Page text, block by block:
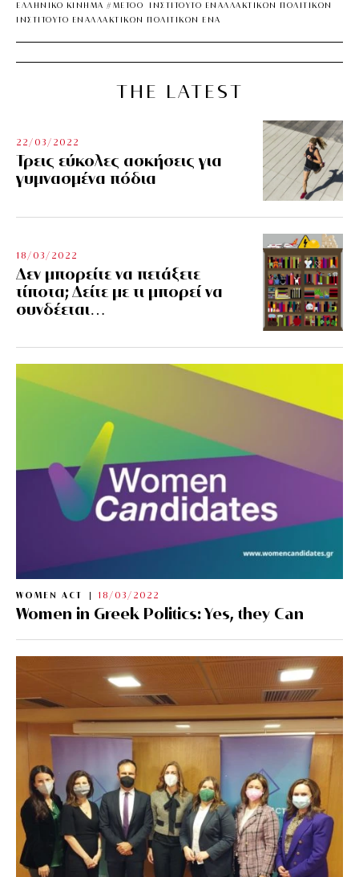
ΕΛΛΗΝΙΚΟ ΚΙΝΗΜΑ #METOO
ΙΝΣΤΙΤΟΥΤΟ ΕΝΑΛΛΑΚΤΙΚΩΝ ΠΟΛΙΤΙΚΩΝ
ΙΝΣΤΙΤΟΥΤΟ ΕΝΑΛΛΑΚΤΙΚΩΝ ΠΟΛΙΤΙΚΩΝ ΕΝΑ
THE LATEST
22/03/2022
Τρεις εύκολες ασκήσεις για
γυμνασμένα πόδια
18/03/2022
Δεν μπορείτε να πετάξετε
τίποτα; Δείτε με τι μπορεί να
συνδέεται…
WOMEN ACT 18/03/2022
Women in Greek Politics: Yes, they Can